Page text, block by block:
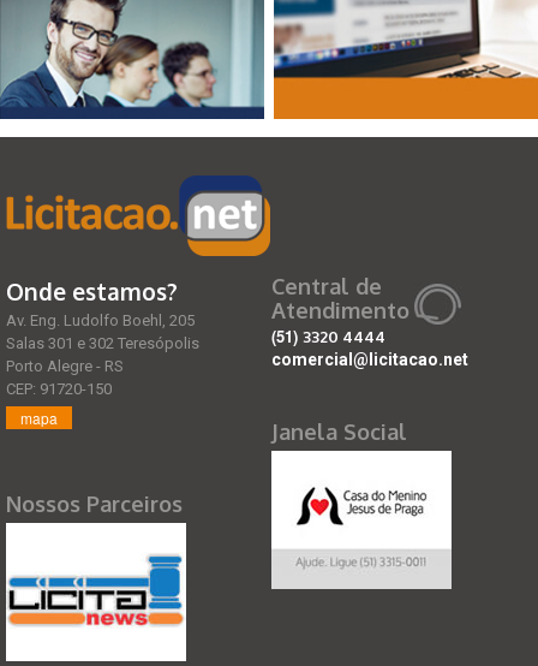
Onde estamos?
Av. Eng. Ludolfo Boehl, 205
Salas 301 e 302 Teresópolis
Porto Alegre - RS
CEP: 91720-150
mapa
Nossos Parceiros
Central de
Atendimento
(51) 3320 4444
comercial@licitacao.net
Janela Social